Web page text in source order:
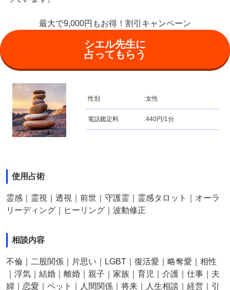
最大で9,000円もお得！割引キャンペーン
シエル先生に
占ってもらう
性別 :女性
電話鑑定料 :440円/1分
使用占術
霊感｜霊視｜透視｜前世｜守護霊｜霊感タロット｜オーラ
リーディング｜ヒーリング｜波動修正
相談内容
不倫｜二股関係｜片思い｜LGBT｜復活愛｜略奪愛｜相性
｜浮気｜結婚｜離婚｜親子｜家族｜育児｜介護｜仕事｜夫
婦｜恋愛｜ペット｜人間関係｜将来｜人生相談｜経営｜引